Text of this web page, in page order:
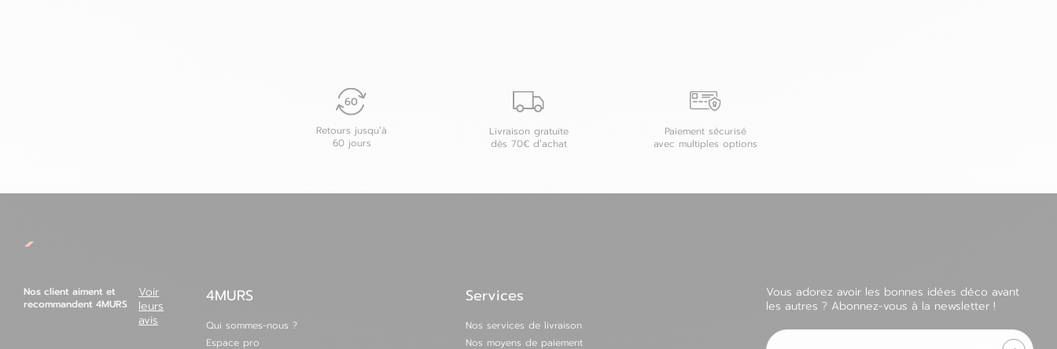
Retours jusqu’à
60 jours
Livraison gratuite
dès 70€ d’achat
Paiement sécurisé
avec multiples options
Nos client aiment et
recommandent 4MURS
Voir
leurs
avis
4MURS
Qui sommes-nous ?
Espace pro
Services
Nos services de livraison
Nos moyens de paiement
Vous adorez avoir les bonnes idées déco avant
les autres ? Abonnez-vous à la newsletter !